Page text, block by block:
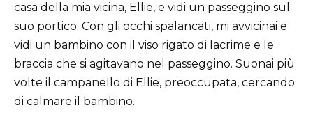
casa della mia vicina, Ellie, e vidi un passeggino sul
suo portico. Con gli occhi spalancati, mi avvicinai e
vidi un bambino con il viso rigato di lacrime e le
braccia che si agitavano nel passeggino. Suonai più
volte il campanello di Ellie, preoccupata, cercando
di calmare il bambino.